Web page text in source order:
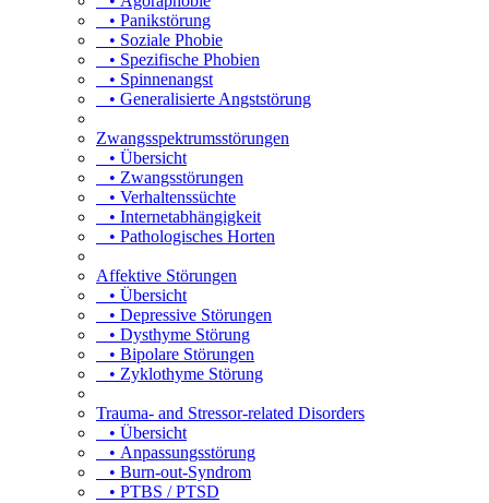
• Panikstörung
• Soziale Phobie
• Spezifische Phobien
• Spinnenangst
• Generalisierte Angststörung
Zwangsspektrumsstörungen
• Übersicht
• Zwangsstörungen
• Verhaltenssüchte
• Internetabhängigkeit
• Pathologisches Horten
Affektive Störungen
• Übersicht
• Depressive Störungen
• Dysthyme Störung
• Bipolare Störungen
• Zyklothyme Störung
Trauma- and Stressor-related Disorders
• Übersicht
• Anpassungsstörung
• Burn-out-Syndrom
• PTBS / PTSD